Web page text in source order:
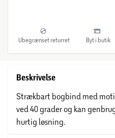
Ubegrænset returret Byt i butik
Beskrivelse
Strækbart bogbind med
ved 40 grader og kan
hurtig løsning.